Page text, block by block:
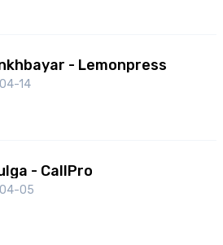
- Lemonpress
14
- CallPro
05